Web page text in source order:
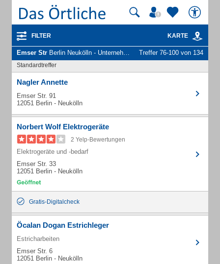
FILTER KARTE
Emser Str Berlin Neukölln - Unternehmen und Personen Treffer 76-100 von 134
Standardtreffer
Nagler Annette
Emser Str. 91
12051 Berlin - Neukölln
Norbert Wolf Elektrogeräte
2 Yelp-Bewertungen
Elektrogeräte und -bedarf
Emser Str. 33
12051 Berlin - Neukölln
Gratis-Digitalcheck
Öcalan Dogan Estrichleger
Estricharbeiten
Emser Str. 6
12051 Berlin - Neukölln